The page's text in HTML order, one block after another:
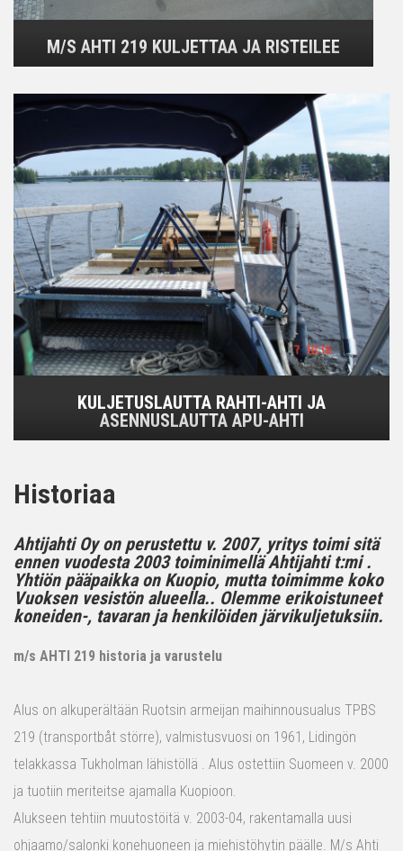
M/S AHTI 219 KULJETTAA JA RISTEILEE
KULJETUSLAUTTA RAHTI-AHTI JA
ASENNUSLAUTTA APU-AHTI
Historiaa
Ahtijahti Oy on perustettu v. 2007, yritys toimi sitä
ennen vuodesta 2003 toiminimellä Ahtijahti t:mi .
Yhtiön pääpaikka on Kuopio, mutta toimimme koko
Vuoksen vesistön alueella.. Olemme erikoistuneet
koneiden-, tavaran ja henkilöiden järvikuljetuksiin.
m/s AHTI 219 historia ja varustelu
Alus on alkuperältään Ruotsin armeijan maihinnousualus TPBS
219 (transportbåt större), valmistusvuosi on 1961, Lidingön
telakkassa Tukholman lähistöllä . Alus ostettiin Suomeen v. 2000
ja tuotiin meriteitse ajamalla Kuopioon.
Alukseen tehtiin muutostöitä v. 2003-04, rakentamalla uusi
ohjaamo/salonki konehuoneen ja miehistöhytin päälle. M/s Ahti